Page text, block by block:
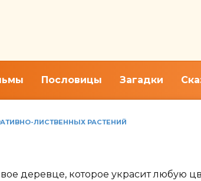
Пословицы Загадки
ЛИСТВЕННЫХ РАСТЕНИЙ
деревце, которое украсит любую